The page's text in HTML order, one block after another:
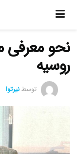
نحو
روسیه
توسطنیرتوا